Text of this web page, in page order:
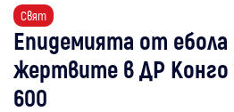
Свят
Епидемията от ебола
жертвите в ДР Конго
600